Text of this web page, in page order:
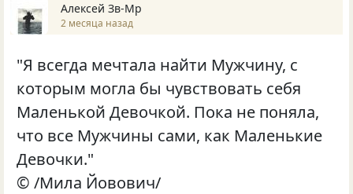
Алексей Зв-Mp
2 месяца назад
"Я всегда мечтала найти Мужчину, с
которым могла бы чувствовать себя
Маленькой Девочкой. Пока не поняла,
что все Мужчины сами, как Маленькие
Девочки."
© /Мила Йовович/